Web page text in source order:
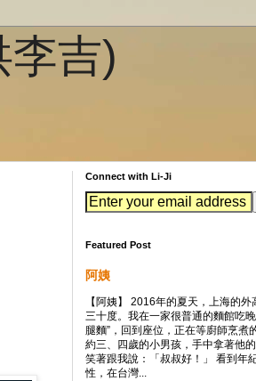
吉)
Connect with Li-Ji
Featured Post
阿姨
【阿姨】 2016年的夏天，上海的
三十度。我在一家很普通的麵館吃
腿麵”，回到座位，正在等廚師烹煮
約三、四歲的小男孩，手中拿著他
笑著跟我說：「叔叔好！」 看到年
性，在台灣...